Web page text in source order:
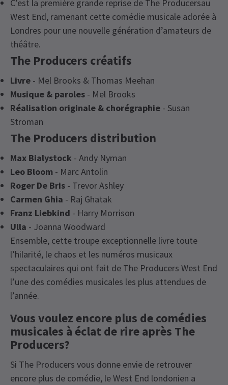
C’est la première grande reprise de The Producersau
West End, ramenant cette comédie musicale adorée à
Londres pour une nouvelle génération d’amateurs de
théâtre.
The Producers créatifs
Livre - Mel Brooks & Thomas Meehan
Musique & paroles - Mel Brooks
Réalisation originale & chorégraphie - Susan
Stroman
The Producers distribution
Max Bialystock - Andy Nyman
Leo Bloom - Marc Antolin
Roger De Bris - Trevor Ashley
Carmen Ghia - Raj Ghatak
Franz Liebkind - Harry Morrison
Ulla - Joanna Woodward
Ensemble, cette troupe exceptionnelle livre toute
l’hilarité, le chaos et les numéros musicaux
spectaculaires qui ont fait de The Producers West End
l’une des comédies musicales les plus attendues de
l’année.
Vous voulez encore plus de comédies
musicales à éclat de rire après The
Producers?
Si The Producers vous donne envie de retrouver
encore plus de comédie, le West End londonien a